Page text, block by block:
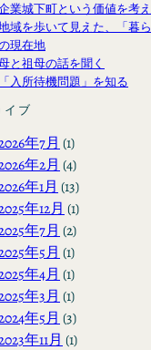
業城下町という価値を考
域を歩いて見えた、「暮ら
現在地
と祖母の話を聞く
「入所待機問題」を知る
イブ
年7月 (1)
年2月 (4)
年1月 (13)
年12月 (1)
年7月 (2)
年5月 (1)
年4月 (1)
年3月 (1)
年5月 (3)
年11月 (1)